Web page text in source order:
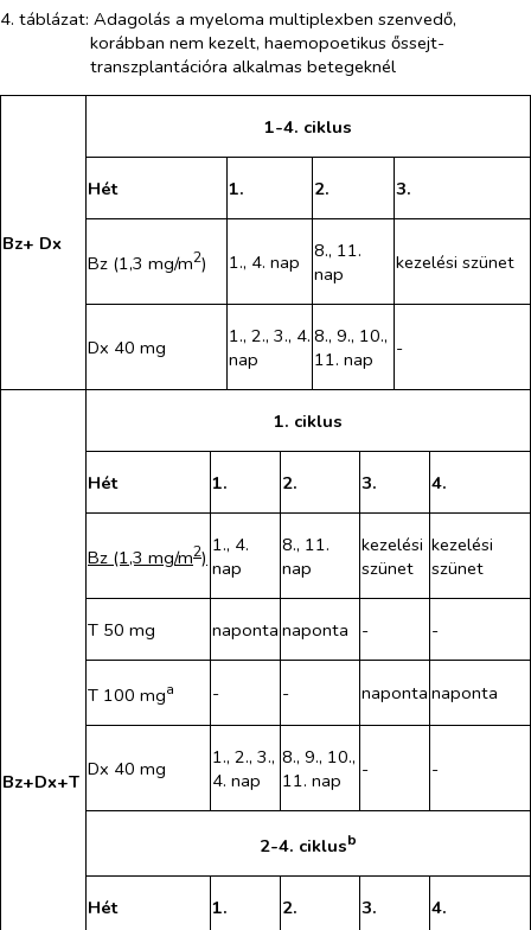
4. táblázat: Adagolás a myeloma multiplexben szenvedő,
korábban nem kezelt, haemopoetikus őssejt-
transzplantációra alkalmas betegeknél
Bz+ Dx
1-4. ciklus
Hét 1. 2. 3.
Bz (1,3 mg/m2) 1., 4. nap
8., 11.
nap
kezelési szünet
Dx 40 mg
1., 2., 3., 4.
nap
8., 9., 10.,
11. nap
-
Bz+Dx+T
1. ciklus
Hét 1. 2. 3. 4.
Bz (1,3 mg/m2)
1., 4.
nap
8., 11.
nap
kezelési
szünet
kezelési
szünet
T 50 mg naponta naponta - -
T 100 mga - - naponta naponta
Dx 40 mg
1., 2., 3.,
4. nap
8., 9., 10.,
11. nap
- -
2-4. ciklusb
Hét 1. 2. 3. 4.